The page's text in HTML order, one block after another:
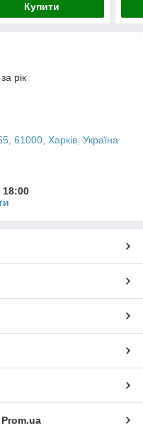
Купити
рік
61000, Харків, Україна
18:00
Prom.ua